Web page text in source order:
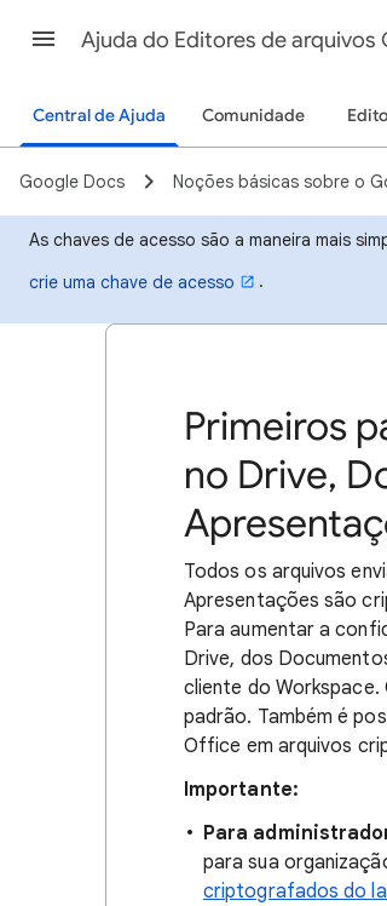
Ajuda do Editores de arquivos
Central de Ajuda Comunidade
Google Docs Noções básicas sobre o
As chaves de acesso são a maneira mais
crie uma chave de acesso
.
Primeiros
no Drive,
Todos os arquivos
Apresentações são
Para aumentar a
Drive, dos
cliente do
padrão. Também é
Office em arquivos
Importante:
Para
para sua
criptografados do